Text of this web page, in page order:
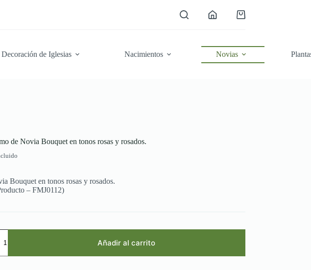
Carro
Decoración de Iglesias Nacimientos Novias
de Novia Bouquet en tonos rosas y rosados.
Bouquet en tonos rosas y rosados.
– FMJ0112)
Añadir al carrito